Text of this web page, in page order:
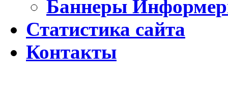
Баннеры
Статистика сайта
Контакты